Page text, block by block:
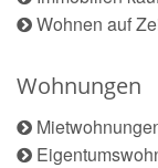
Wohnen auf
Wohnungen